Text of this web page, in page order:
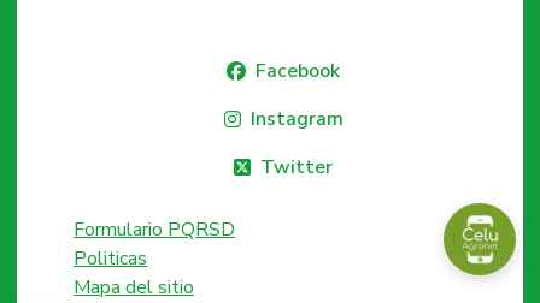
Facebook
Instagram
Twitter
Formulario PQRSD
Politicas
Mapa del sitio